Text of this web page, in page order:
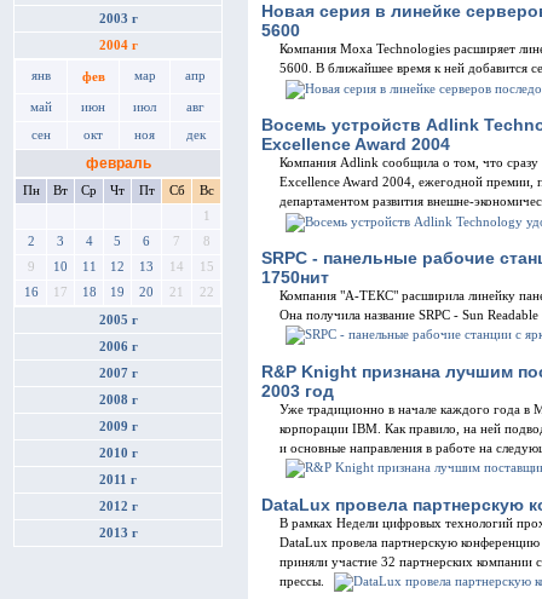
2003 г
2004 г
янв фев мар апр
май июн июл авг
сен окт ноя дек
февраль
Пн Вт Ср Чт Пт Сб
Вс
1
2
3 4 5 6 7
8
9
10 11 12 13 14
15
16
17 18 19 20 21 22
2005 г
2006 г
2007 г
2008 г
2009 г
2010 г
2011 г
2012 г
2013 г
Новая серия в линейке
5600
Компания Moxa Technologies расширяет
5600. В ближайшее время к ней добавится
Восемь устройств Adlink
Excellence Award 2004
Компания Adlink сообщила о том, что сразу
Excellence Award 2004, ежегодной премии,
департаментом развития внешне-
SRPC - панельные рабочие
1750нит
Компания "А-ТЕКС" расширила линейку
Она получила название SRPC - Sun Readable
R&P Knight признана лучшим
2003 год
Уже традиционно в начале каждого года в
корпорации IBM. Как правило, на ней
и основные направления в работе на
DataLux провела партнерскую
В рамках Недели цифровых технологий
DataLux провела партнерскую
приняли участие 32 партнерских компании
прессы.